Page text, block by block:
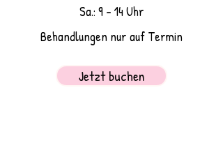
Sa.: 9 - 14 Uhr
Behandlungen nur auf Termin
Jetzt buchen